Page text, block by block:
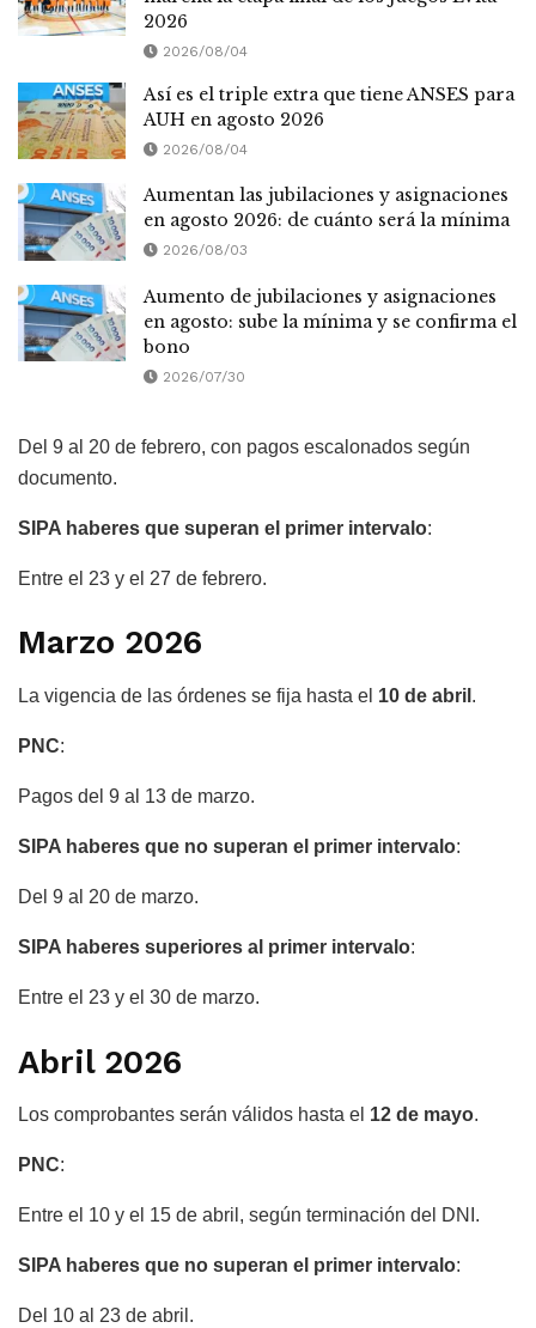
2026
2026/08/04
Así es el triple extra que tiene ANSES para
AUH en agosto 2026
2026/08/04
Aumentan las jubilaciones y asignaciones
en agosto 2026: de cuánto será la mínima
2026/08/03
Aumento de jubilaciones y asignaciones
en agosto: sube la mínima y se confirma el
bono
2026/07/30
Del 9 al 20 de febrero, con pagos escalonados según
documento.
SIPA haberes que superan el primer intervalo:
Entre el 23 y el 27 de febrero.
Marzo 2026
La vigencia de las órdenes se fija hasta el 10 de abril .
PNC:
Pagos del 9 al 13 de marzo.
SIPA haberes que no superan el primer intervalo:
Del 9 al 20 de marzo.
SIPA haberes superiores al primer intervalo:
Entre el 23 y el 30 de marzo.
Abril 2026
Los comprobantes serán válidos hasta el 12 de mayo.
PNC:
Entre el 10 y el 15 de abril, según terminación del DNI.
SIPA haberes que no superan el primer intervalo:
Del 10 al 23 de abril.